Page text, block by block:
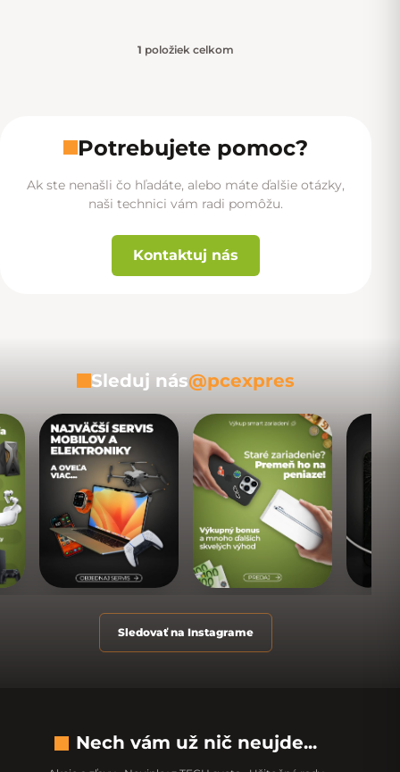
1 položiek celkom
Potrebujete pomoc?
Ak ste nenašli čo hľadáte, alebo máte ďalšie otázky,
naši technici vám radi pomôžu.
Kontaktuj nás
Sleduj nás@pcexpres
Sledovať na Instagrame
Nech vám už nič neujde...